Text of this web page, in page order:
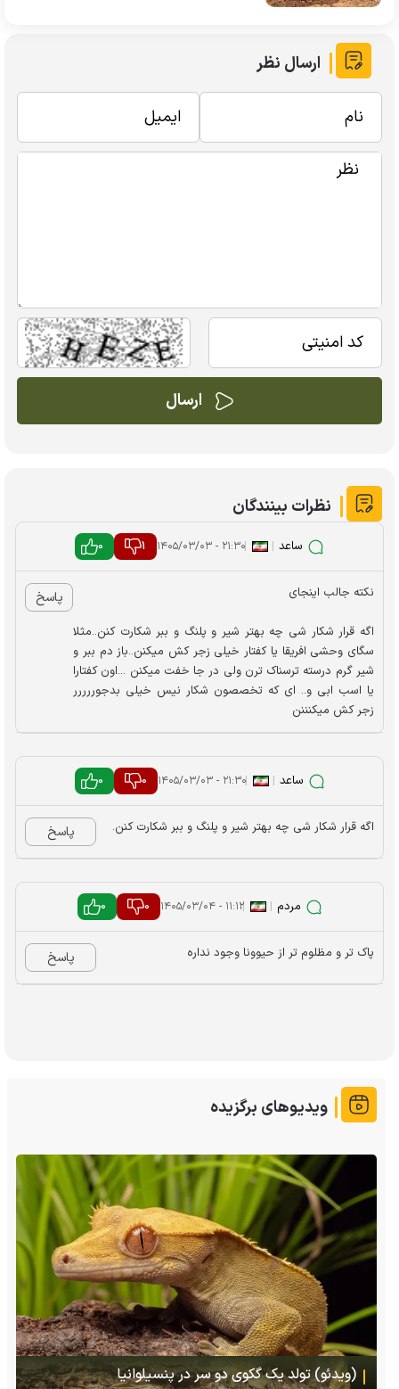
ارسال نظر
نظرات بینندگان
ساعد |
|۲۱:۳۰ - ۱۴۰۵/۰۳/۰۳ 1
0
نکته جالب اینجای
اگه قرار شکار شی چه بهتر شیر و پلنگ و ببر شکارت کنن..مثلا
سگای وحشی افریقا یا کفتار خیلی زجر کش میکنن..باز دم ببر و
شیر گرم درسته ترسناک ترن ولی در جا خفت میکنن ...اون کفتارا
یا اسب ابی و.. ای که تخصصون شکار نیس خیلی بدجوررررر
زجر کش میکنننن
پاسخ
ساعد |
|۲۱:۳۰ - ۱۴۰۵/۰۳/۰۳ 0
0
اگه قرار شکار شی چه بهتر شیر و پلنگ و ببر شکارت کنن. پاسخ
مردم |
|۱۱:۱۲ - ۱۴۰۵/۰۳/۰۴ 0
0
پاک تر و مظلوم تر از حیوونا وجود نداره پاسخ
ویدیوهای برگزیده
(ویدئو) تصاویر شگفت‌انگیز از مارمولک گلو بادبزنی که
هنگام خطر یک مایع چسبناک از بدنش پرتاب می‌کند